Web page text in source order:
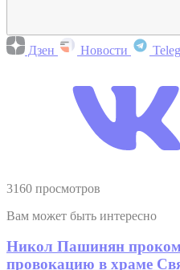
Дзен Новости
3160 просмотров
Вам может быть интересно
Никол Пашинян
провокацию в храме